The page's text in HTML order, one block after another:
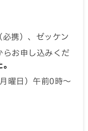
携）、ゼッケン
らお申し込みくだ
曜日）午前0時～